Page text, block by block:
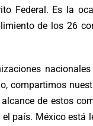
Federal. Es la
de los 26
compartimos
de estos
país. México está